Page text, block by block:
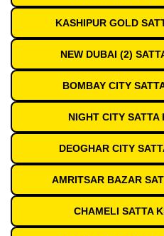
KASHIPUR GOLD
NEW DUBAI (2)
BOMBAY CITY
NIGHT CITY
DEOGHAR CITY
AMRITSAR BAZAR
CHAMELI SATTA